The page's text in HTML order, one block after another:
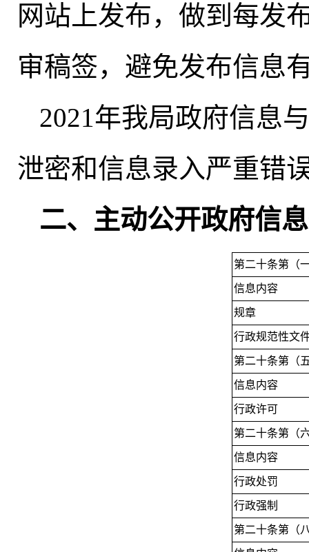
网站上发布， 做到每发
审稿签，避免发布信息
2021年我局政府信息
泄密和信息录入严重错
二、主动公开政府信
第二十条第（
信息内容
规章
行政规范性文
第二十条第（
信息内容
行政许可
第二十条第（
信息内容
行政处罚
行政强制
第二十条第（